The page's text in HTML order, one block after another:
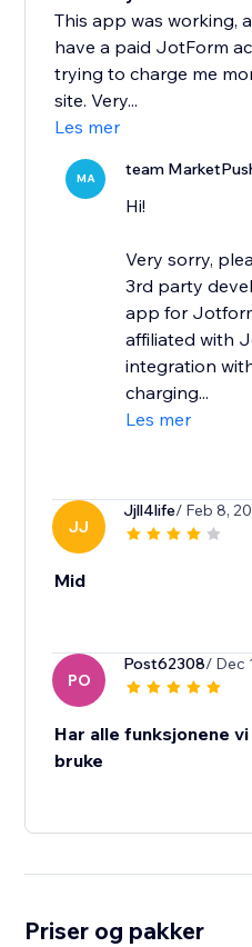
This app was working,
have a paid JotForm
trying to charge me
site. Very...
Les mer
MA team
Hi!
Very sorry,
3rd party
app for
affiliated with
integration
charging...
Les mer
JJ
Jjll4life/ Feb 8,
Mid
PO
Post62308/ Dec
Har alle funksjonene
bruke
Priser og pakker